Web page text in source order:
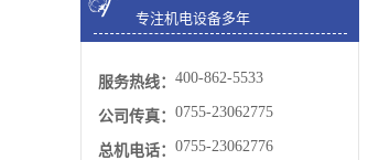
专注机电设备多年
服务热线： 400-862-5533
公司传真： 0755-23062775
总机电话： 0755-23062776